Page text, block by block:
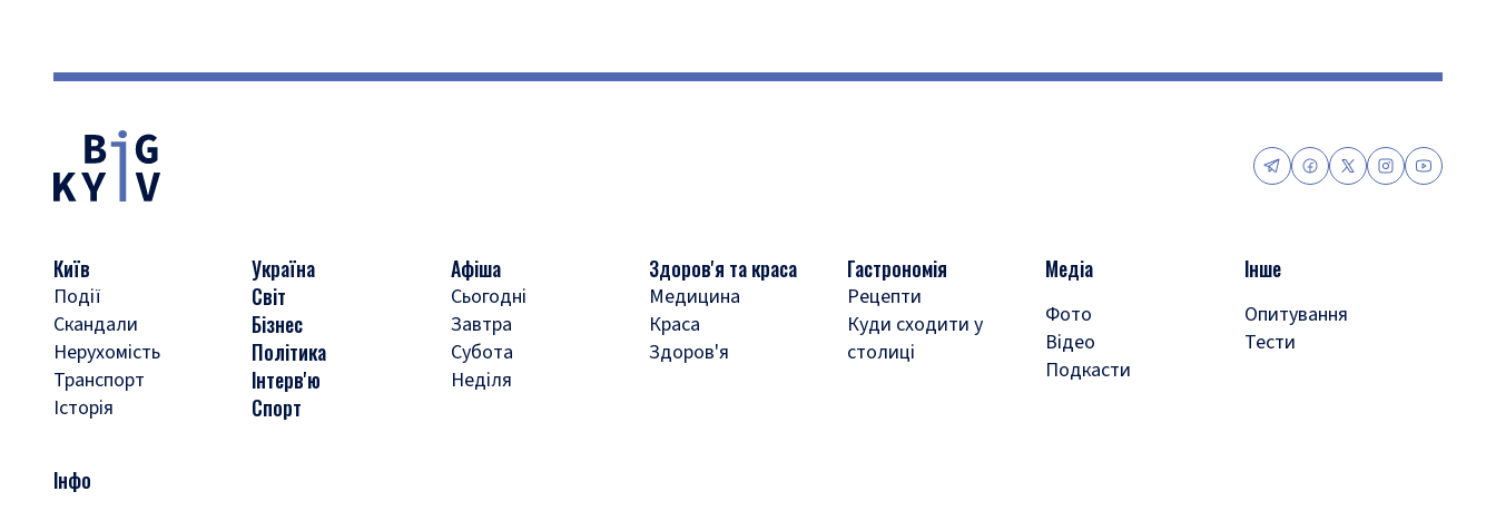
Київ
Події
Скандали
Нерухомість
Транспорт
Історія
Україна
Світ
Бізнес
Політика
Інтерв'ю
Спорт
Афіша
Сьогодні
Завтра
Субота
Неділя
Здоров'я та краса
Медицина
Краса
Здоров'я
Гастрономія
Рецепти
Куди сходити у
столиці
Медіа
Фото
Відео
Подкасти
Інше
Опитування
Тести
Інфо